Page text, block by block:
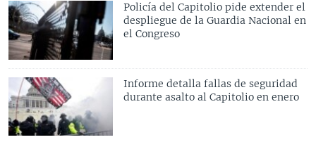
Policía del Capitolio pide extender el
despliegue de la Guardia Nacional en
el Congreso
Informe detalla fallas de seguridad
durante asalto al Capitolio en enero